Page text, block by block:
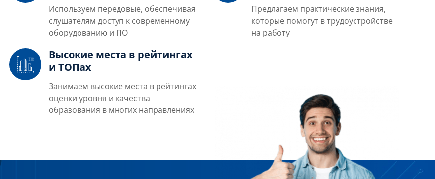
Используем передовые, обеспечивая
слушателям доступ к современному
оборудованию и ПО
Предлагаем практические знания,
которые помогут в трудоустройстве
на работу
Высокие места в рейтингах
и ТОПах
Занимаем высокие места в рейтингах
оценки уровня и качества
образования в многих направлениях